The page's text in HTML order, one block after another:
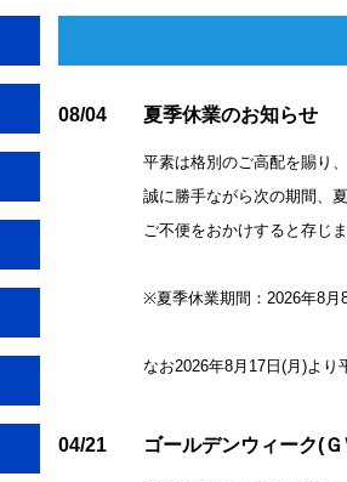
08/04 夏季休業のお知らせ
平素は格別のご高配を賜り
誠に勝手ながら次の期間、
ご不便をおかけすると存じ
※夏季休業期間：2026年8月
なお2026年8月17日(月)より
04/21 ゴールデンウィーク(